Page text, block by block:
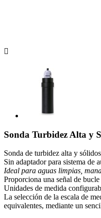

Sonda Turbidez Alta y
Sonda de turbidez alta y
Sin adaptador para sistema de
Ideal para aguas limpias,
Proporciona una señal de
Unidades de medida
La selección de la escala de
equivalentes, mediante un